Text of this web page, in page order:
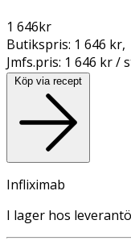
1 646kr
Butikspris: 1 646 kr,
Jmfs.pris: 1 646 kr /
Köp via recept
Infliximab
I lager hos